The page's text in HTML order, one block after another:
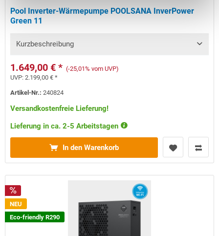
Pool Inverter-Wärmepumpe POOLSANA InverPower
Green 11
Kurzbeschreibung
1.649,00 € * (-25,01% vom UVP)
UVP:2.199,00 € *
Artikel-Nr.:240824
Versandkostenfreie Lieferung!
Lieferung in ca. 2-5 Arbeitstagen
In den Warenkorb
NEU
Eco-friendly R290